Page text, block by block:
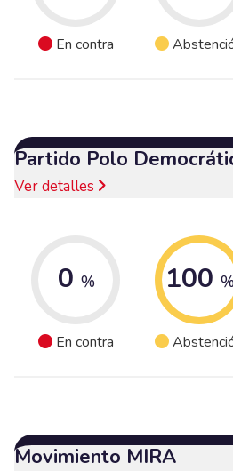
En contra
Partido Polo
Ver detalles
0 %
En contra
100 %
Movimiento MIRA